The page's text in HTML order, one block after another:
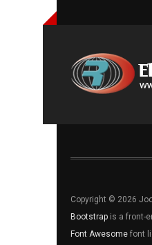
Copyright © 2026
Bootstrap is a front-
Font Awesome font